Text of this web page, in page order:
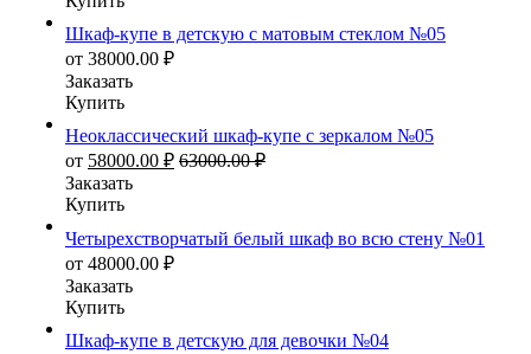
Шкаф-купе в детскую с матовым стеклом №05
от 38000.00 ₽
Заказать
Купить
Неоклассический шкаф-купе с зеркалом №05
от 58000.00 ₽ 63000.00₽
Заказать
Купить
Четырехстворчатый белый шкаф во всю стену №01
от 48000.00 ₽
Заказать
Купить
Шкаф-купе в детскую для девочки №04